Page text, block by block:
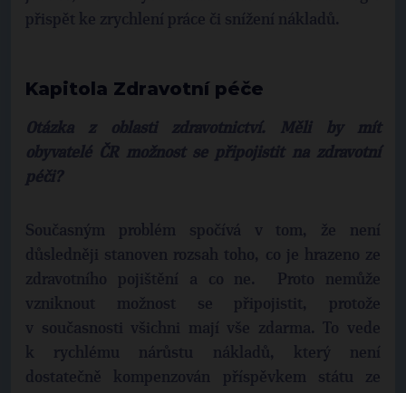
přispět ke zrychlení práce či snížení nákladů.
Kapitola Zdravotní péče
Otázka z oblasti zdravotnictví. Měli by mít
obyvatelé ČR možnost se připojistit na zdravotní
péči?
Současným problém spočívá v tom, že není
důsledněji stanoven rozsah toho, co je hrazeno ze
zdravotního pojištění a co ne. Proto nemůže
vzniknout možnost se připojistit, protože
v současnosti všichni mají vše zdarma. To vede
k rychlému nárůstu nákladů, který není
dostatečně kompenzován příspěvkem státu ze